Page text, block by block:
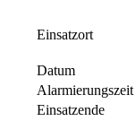
Einsatzort
Datum
Alarmierungszeit
Einsatzende